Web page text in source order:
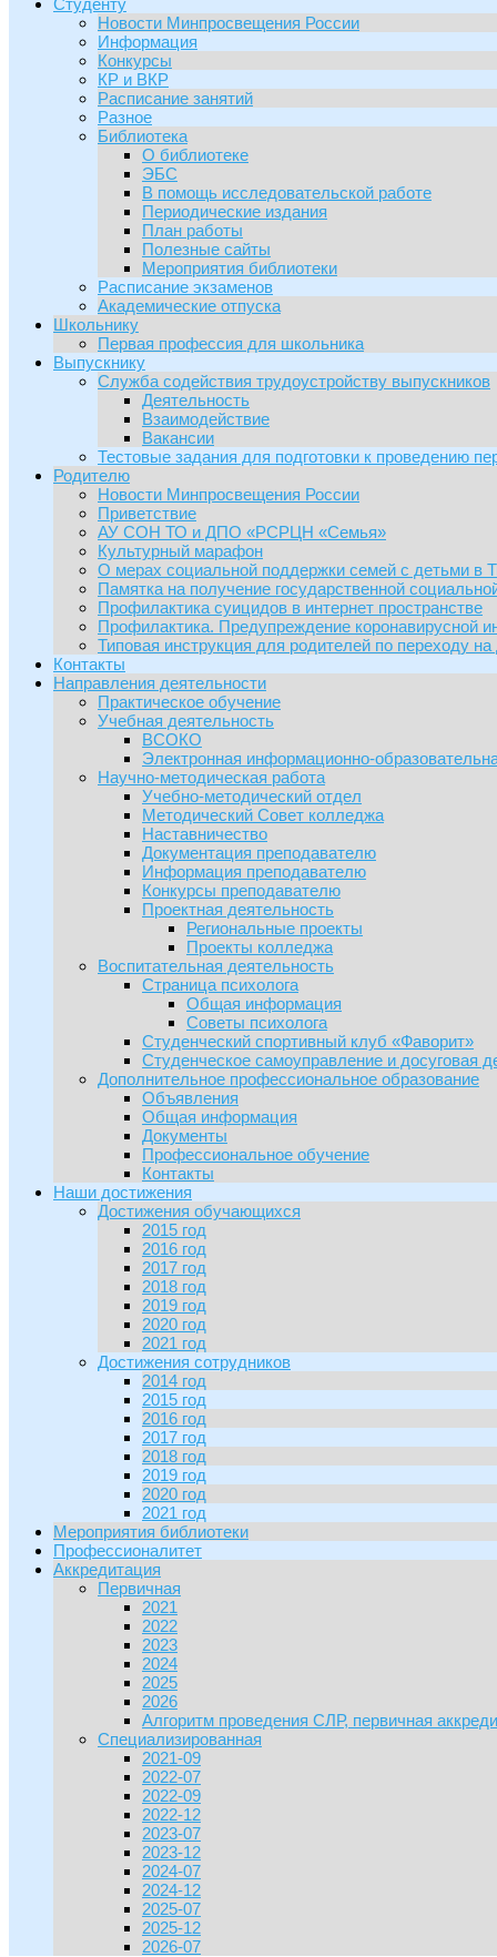
Студенту
Новости Минпросвещения России
Информация
Конкурсы
КР и ВКР
Расписание занятий
Разное
Библиотека
О библиотеке
ЭБС
В помощь исследовательской работе
Периодические издания
План работы
Полезные сайты
Мероприятия библиотеки
Расписание экзаменов
Академические отпуска
Школьнику
Первая профессия для школьника
Выпускнику
Служба содействия трудоустройству выпускников
Деятельность
Взаимодействие
Вакансии
Тестовые задания для подготовки к проведению
Родителю
Новости Минпросвещения России
Приветствие
АУ СОН ТО и ДПО «РСРЦН «Семья»
Культурный марафон
О мерах социальной поддержки семей с детьми в
Памятка на получение государственной
Профилактика суицидов в интернет пространстве
Профилактика. Предупреждение коронавирусной
Типовая инструкция для родителей по переходу
Контакты
Направления деятельности
Практическое обучение
Учебная деятельность
ВСОКО
Электронная информационно-
Научно-методическая работа
Учебно-методический отдел
Методический Совет колледжа
Наставничество
Документация преподавателю
Информация преподавателю
Конкурсы преподавателю
Проектная деятельность
Региональные проекты
Проекты колледжа
Воспитательная деятельность
Страница психолога
Общая информация
Советы психолога
Студенческий спортивный клуб «Фаворит»
Студенческое самоуправление и досуговая
Дополнительное профессиональное образование
Объявления
Общая информация
Документы
Профессиональное обучение
Контакты
Наши достижения
Достижения обучающихся
2015 год
2016 год
2017 год
2018 год
2019 год
2020 год
2021 год
Достижения сотрудников
2014 год
2015 год
2016 год
2017 год
2018 год
2019 год
2020 год
2021 год
Мероприятия библиотеки
Профессионалитет
Аккредитация
Первичная
2021
2022
2023
2024
2025
2026
Алгоритм проведения СЛР, первичная
Специализированная
2021-09
2022-07
2022-09
2022-12
2023-07
2023-12
2024-07
2024-12
2025-07
2025-12
2026-07